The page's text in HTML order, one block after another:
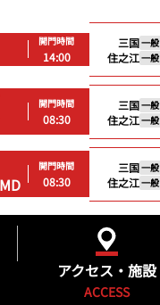
開門時間
14:00
三国一般
住之江一般
開門時間
08:30
三国一般
住之江一般
開門時間
08:30
三国一般
住之江一般
アクセス・施設
ACCESS